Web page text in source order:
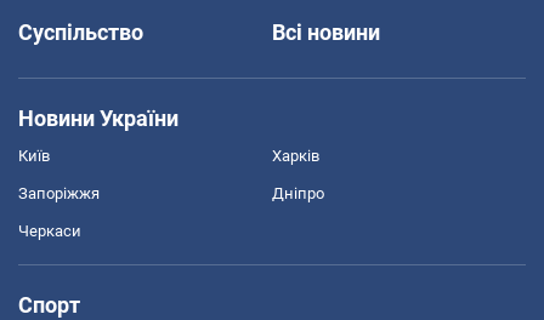
Суспільство
Всі новини
Новини України
Київ Харків
Запоріжжя Дніпро
Черкаси
Спорт